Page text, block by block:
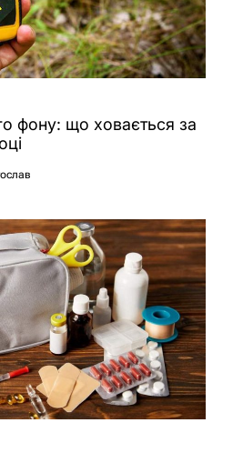
фону: що ховається за